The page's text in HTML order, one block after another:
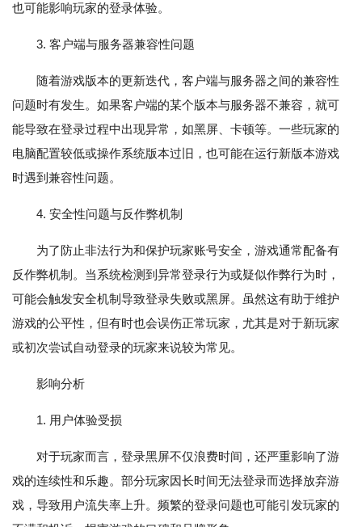
也可能影响玩家的登录体验。
3. 客户端与服务器兼容性问题
随着游戏版本的更新迭代，客户端与服务器之间的兼容性
问题时有发生。如果客户端的某个版本与服务器不兼容，就可
能导致在登录过程中出现异常，如黑屏、卡顿等。一些玩家的
电脑配置较低或操作系统版本过旧，也可能在运行新版本游戏
时遇到兼容性问题。
4. 安全性问题与反作弊机制
为了防止非法行为和保护玩家账号安全，游戏通常配备有
反作弊机制。当系统检测到异常登录行为或疑似作弊行为时，
可能会触发安全机制导致登录失败或黑屏。虽然这有助于维护
游戏的公平性，但有时也会误伤正常玩家，尤其是对于新玩家
或初次尝试自动登录的玩家来说较为常见。
影响分析
1. 用户体验受损
对于玩家而言，登录黑屏不仅浪费时间，还严重影响了游
戏的连续性和乐趣。部分玩家因长时间无法登录而选择放弃游
戏，导致用户流失率上升。频繁的登录问题也可能引发玩家的